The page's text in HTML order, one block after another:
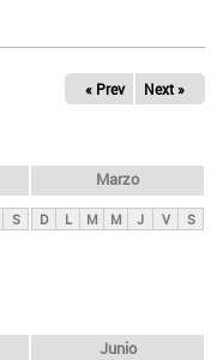
« Prev Next »
S
Marzo
D L M M J V S
Junio